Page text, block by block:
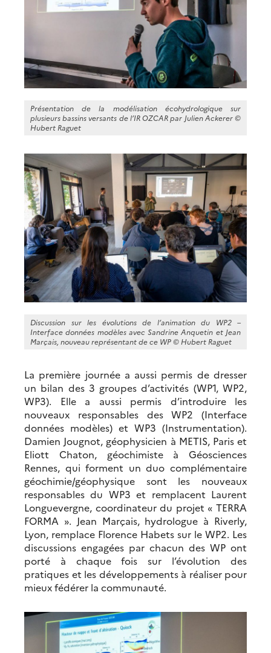
Présentation de la modélisation écohydrologique sur
plusieurs bassins versants de l’IR OZCAR par Julien Ackerer ©
Hubert Raguet
Discussion sur les évolutions de l’animation du WP2 –
Interface données modèles avec Sandrine Anquetin et Jean
Marçais, nouveau représentant de ce WP © Hubert Raguet
La première journée a aussi permis de dresser
un bilan des 3 groupes d’activités (WP1, WP2,
WP3). Elle a aussi permis d’introduire les
nouveaux responsables des WP2 (Interface
données modèles) et WP3 (Instrumentation).
Damien Jougnot, géophysicien à METIS, Paris et
Eliott Chaton, géochimiste à Géosciences
Rennes, qui forment un duo complémentaire
géochimie/géophysique sont les nouveaux
responsables du WP3 et remplacent Laurent
Longuevergne, coordinateur du projet « TERRA
FORMA ». Jean Marçais, hydrologue à Riverly,
Lyon, remplace Florence Habets sur le WP2. Les
discussions engagées par chacun des WP ont
porté à chaque fois sur l’évolution des
pratiques et les développements à réaliser pour
mieux fédérer la communauté.